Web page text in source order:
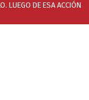
LUEGO DE ESA ACCIÓN